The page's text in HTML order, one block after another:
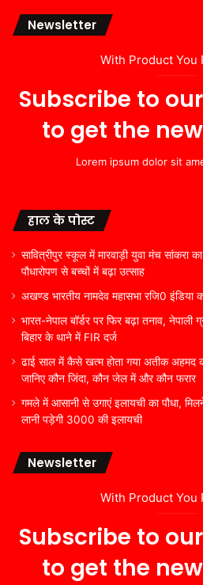
Newsletter
With Product You
Subscribe to
to get the
Lorem ipsum dolor sit
हाल के पोस्ट
सावित्रीपुर स्कूल में मारवाड़ी युवा मंच सांकरा
पौधारोपण से बच्चों में बढ़ा उत्साह
अखण्ड भारतीय नामदेव महासभा रजि0 इंडिया
भारत-नेपाल बॉर्डर पर फिर बढ़ा तनाव, नेपाली
बिहार के थाने में FIR दर्ज
ढाई साल में कैसे खत्म होता गया अतीक
जानिए कौन जिंदा, कौन जेल में और कौन फरार
गमले में आसानी से उगाएं इलायची का पौधा,
लानी पड़ेगी 3000 की इलायची
Newsletter
With Product You
Subscribe to
to get the